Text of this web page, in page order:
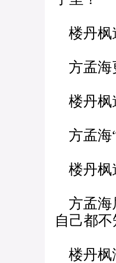
楼丹枫
方孟海
楼丹枫
方孟海
楼丹枫
方孟海
自己都
楼丹枫